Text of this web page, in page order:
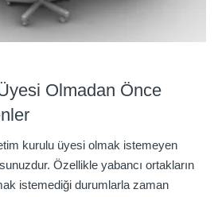
Olmadan Önce
kurulu üyesi olmak istemeyen
Özellikle yabancı ortakların
istemediği durumlarla zaman